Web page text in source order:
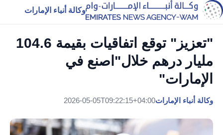
وكالة أنباء الإمارات
"تعزيز" توقع اتفاقيات بقيمة 104.6
مليار درهم خلال"اصنع في
الإمارات"
وكالة أنباء الإمارات2026-05-05T09:22:15+04:00